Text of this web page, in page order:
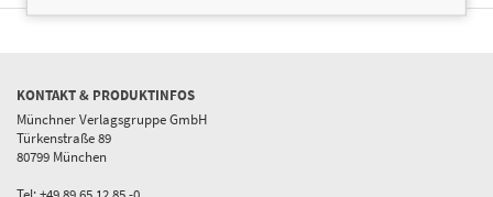
KONTAKT & PRODUKTINFOS
Münchner Verlagsgruppe GmbH
Türkenstraße 89
80799 München